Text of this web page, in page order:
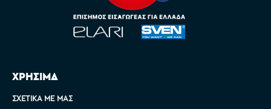
ΧΡΗΣΙΜΑ
ΣΧΕΤΙΚΆ ΜΕ ΜΑΣ